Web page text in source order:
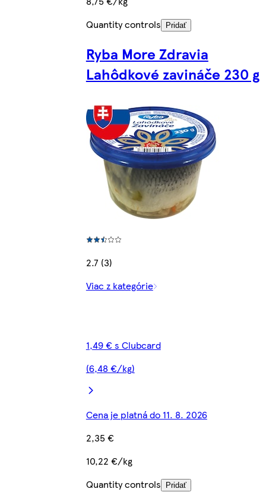
Quantity controls
Pridať
Ryba More Zdravia
Lahôdkové zavináče 230 g
2.7 (3)
Viac z kategórie
1,49 € s Clubcard
(6,48 €/kg)
Cena je platná do 11. 8. 2026
2,35 €
10,22 €/kg
Quantity controls
Pridať